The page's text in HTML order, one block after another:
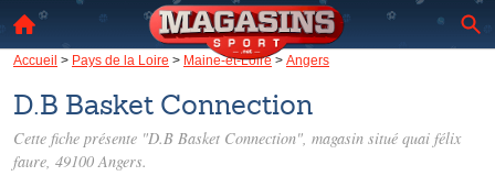
Accueil > Pays de la Loire > Maine-et-Loire> Angers
D.B Basket Connection
Cette fiche présente "D.B Basket Connection", magasin situé quai félix
faure, 49100 Angers.